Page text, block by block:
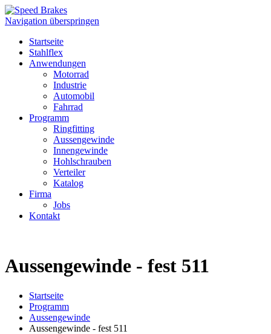
Navigation überspringen
Startseite
Stahlflex
Anwendungen
Motorrad
Industrie
Automobil
Fahrrad
Programm
Ringfitting
Aussengewinde
Innengewinde
Hohlschrauben
Verteiler
Katalog
Firma
Jobs
Kontakt
Aussengewinde - fest 511
Startseite
Programm
Aussengewinde
Aussengewinde - fest 511